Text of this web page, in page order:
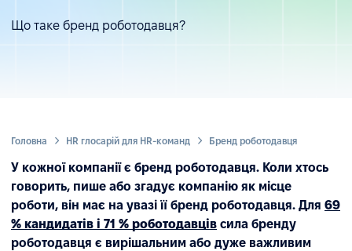
Що таке бренд роботодавця?
Головна HR глосарій для HR-команд Бренд роботодавця
У кожної компанії є бренд роботодавця. Коли хтось
говорить, пише або згадує компанію як місце
роботи, він має на увазі її бренд роботодавця. Для 69
% кандидатів і 71 % роботодавців сила бренду
роботодавця є вирішальним або дуже важливим